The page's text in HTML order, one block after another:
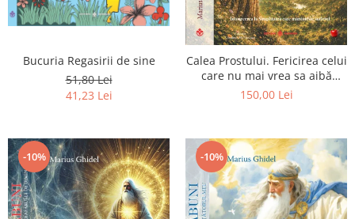
Bucuria Regasirii de sine
51,80 Lei
41,23 Lei
Calea Prostului. Fericirea celui
care nu mai vrea sa aibă
dreptate - Intoarcerea la
150,00 Lei
-10% -10%